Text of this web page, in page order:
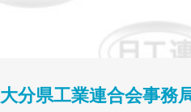
大分県工業連合会事務